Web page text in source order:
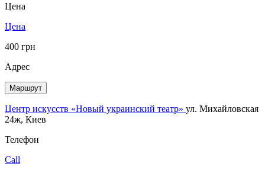
Цена
Цена
400 грн
Адрес
Маршрут
Центр искусств «Новый украинский театр» ул. Михайловская
24ж, Киев
Телефон
Call